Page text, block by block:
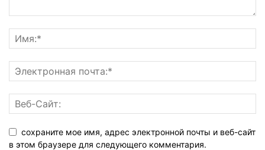
сохраните мое имя, адрес электронной почты и веб-сайт
в этом браузере для следующего комментария.